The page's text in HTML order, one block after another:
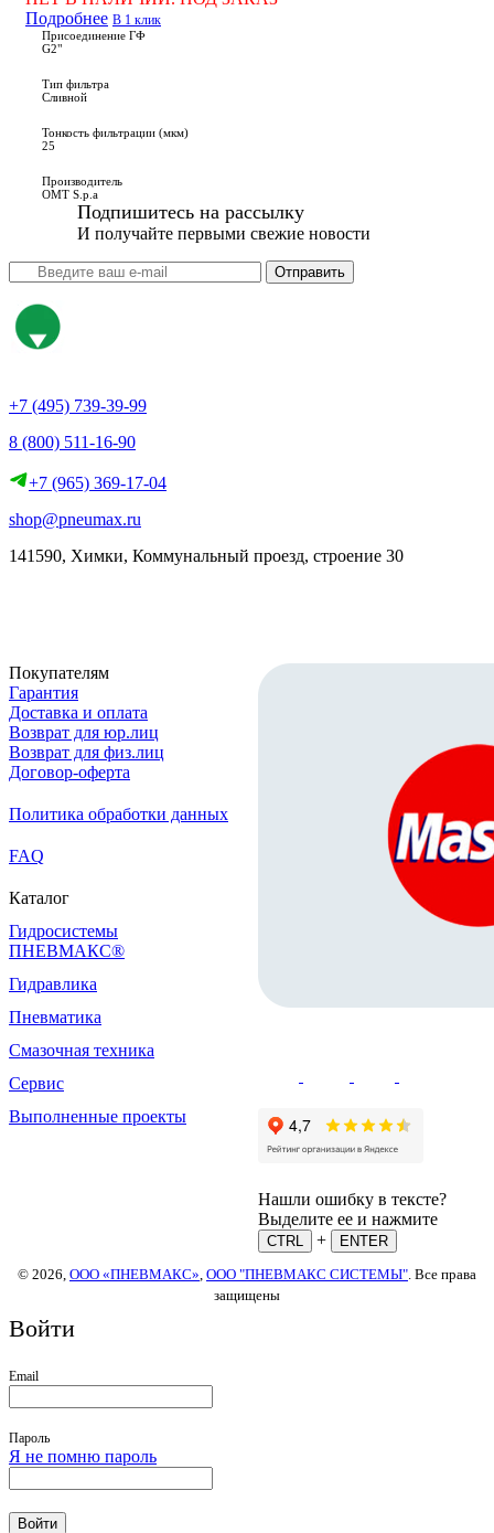
Подробнее В 1 клик
Присоединение ГФ
G2"
Тип фильтра
Сливной
Тонкость фильтрации (мкм)
25
Производитель
OMT S.p.a
Подпишитесь на рассылку
И получайте первыми свежие новости
Отправить
+7 (495) 739-39-99
8 (800) 511-16-90
+7 (965) 369-17-04
shop@pneumax.ru
141590, Химки, Коммунальный проезд, строение 30
Покупателям
Гарантия
Доставка и оплата
Возврат для юр.лиц
Возврат для физ.лиц
Договор-оферта
Политика обработки данных
FAQ
Каталог
Гидросистемы
ПНЕВМАКС®
Гидравлика
Пневматика
Смазочная техника
Сервис
Выполненные проекты
Нашли ошибку в тексте?
Выделите ее и нажмите
CTRL +
ENTER
© 2026, ООО «ПНЕВМАКС» ООО "ПНЕВМАКС СИСТЕМЫ" . Все права
защищены
Войти
Email
Пароль
Я не помню пароль
Войти